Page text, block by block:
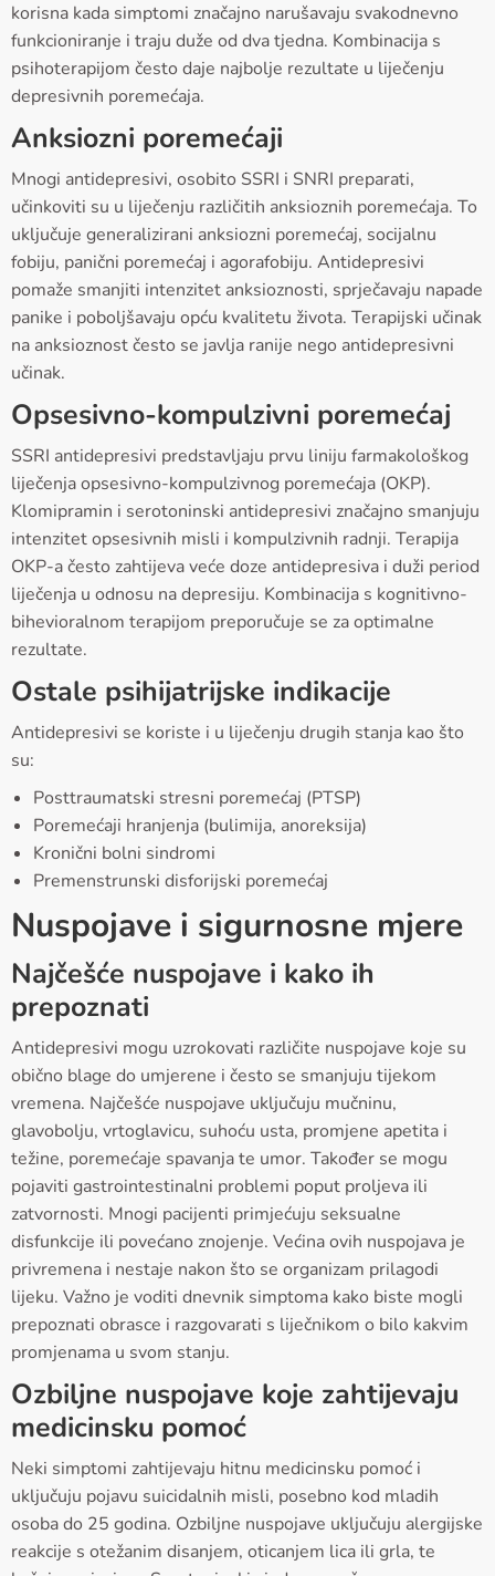
korisna kada simptomi značajno narušavaju svakodnevno
funkcioniranje i traju duže od dva tjedna. Kombinacija s
psihoterapijom često daje najbolje rezultate u liječenju
depresivnih poremećaja.
Anksiozni poremećaji
Mnogi antidepresivi, osobito SSRI i SNRI preparati,
učinkoviti su u liječenju različitih anksioznih poremećaja. To
uključuje generalizirani anksiozni poremećaj, socijalnu
fobiju, panični poremećaj i agorafobiju. Antidepresivi
pomaže smanjiti intenzitet anksioznosti, sprječavaju napade
panike i poboljšavaju opću kvalitetu života. Terapijski učinak
na anksioznost često se javlja ranije nego antidepresivni
učinak.
Opsesivno-kompulzivni poremećaj
SSRI antidepresivi predstavljaju prvu liniju farmakološkog
liječenja opsesivno-kompulzivnog poremećaja (OKP).
Klomipramin i serotoninski antidepresivi značajno smanjuju
intenzitet opsesivnih misli i kompulzivnih radnji. Terapija
OKP-a često zahtijeva veće doze antidepresiva i duži period
liječenja u odnosu na depresiju. Kombinacija s kognitivno-
bihevioralnom terapijom preporučuje se za optimalne
rezultate.
Ostale psihijatrijske indikacije
Antidepresivi se koriste i u liječenju drugih stanja kao što
su:
Posttraumatski stresni poremećaj (PTSP)
Poremećaji hranjenja (bulimija, anoreksija)
Kronični bolni sindromi
Premenstrunski disforijski poremećaj
Nuspojave i sigurnosne mjere
Najčešće nuspojave i kako ih
prepoznati
Antidepresivi mogu uzrokovati različite nuspojave koje su
obično blage do umjerene i često se smanjuju tijekom
vremena. Najčešće nuspojave uključuju mučninu,
glavobolju, vrtoglavicu, suhoću usta, promjene apetita i
težine, poremećaje spavanja te umor. Također se mogu
pojaviti gastrointestinalni problemi poput proljeva ili
zatvornosti. Mnogi pacijenti primjećuju seksualne
disfunkcije ili povećano znojenje. Većina ovih nuspojava je
privremena i nestaje nakon što se organizam prilagodi
lijeku. Važno je voditi dnevnik simptoma kako biste mogli
prepoznati obrasce i razgovarati s liječnikom o bilo kakvim
promjenama u svom stanju.
Ozbiljne nuspojave koje zahtijevaju
medicinsku pomoć
Neki simptomi zahtijevaju hitnu medicinsku pomoć i
uključuju pojavu suicidalnih misli, posebno kod mladih
osoba do 25 godina. Ozbiljne nuspojave uključuju alergijske
reakcije s otežanim disanjem, oticanjem lica ili grla, te